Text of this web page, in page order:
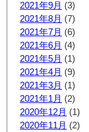
2021年9月 (3)
2021年8月 (7)
2021年7月 (6)
2021年6月 (4)
2021年5月 (1)
2021年4月 (9)
2021年3月 (1)
2021年1月 (2)
2020年12月 (1)
2020年11月 (2)